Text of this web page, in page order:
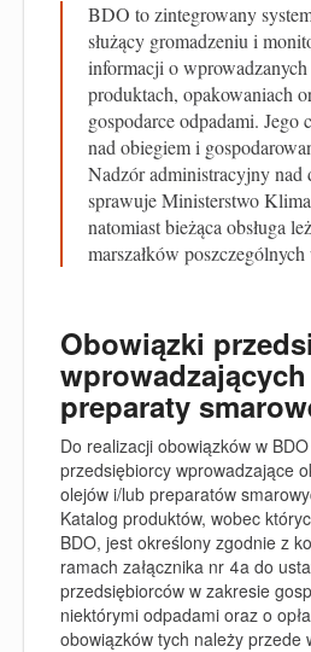
BDO to zintegrowany
służący gromadzeniu i
informacji o
produktach, opakowaniach
gospodarce odpadami. Jego
nad obiegiem i
Nadzór administracyjny nad
sprawuje Ministerstwo
natomiast bieżąca obsługa
marszałków
Obowiązki
preparaty
Do realizacji obowiązków w
przedsiębiorcy wprowadzające
olejów i/lub preparatów
Katalog produktów, wobec
BDO, jest określony zgodnie z
ramach załącznika nr 4a do
przedsiębiorców w zakresie
niektórymi odpadami oraz o
obowiązków tych należy przede